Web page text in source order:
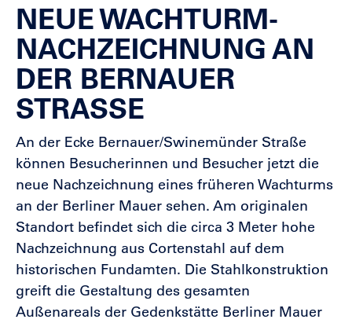
NEUE WACHTURM-
NACHZEICHNUNG AN
DER BERNAUER
STRASSE
An der Ecke Bernauer/Swinemünder Straße
können Besucherinnen und Besucher jetzt die
neue Nachzeichnung eines früheren Wachturms
an der Berliner Mauer sehen. Am originalen
Standort befindet sich die circa 3 Meter hohe
Nachzeichnung aus Cortenstahl auf dem
historischen Fundamten. Die Stahlkonstruktion
greift die Gestaltung des gesamten
Außenareals der Gedenkstätte Berliner Mauer